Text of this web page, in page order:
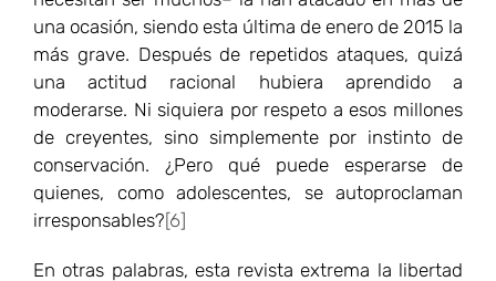
una ocasión, siendo esta última de enero de 2015 la
más grave. Después de repetidos ataques, quizá
una actitud racional hubiera aprendido a
moderarse. Ni siquiera por respeto a esos millones
de creyentes, sino simplemente por instinto de
conservación. ¿Pero qué puede esperarse de
quienes, como adolescentes, se autoproclaman
irresponsables?[6]
En otras palabras, esta revista extrema la libertad